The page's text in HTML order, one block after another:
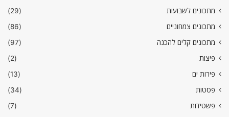
מתכונים לשבועות
(29)
מתכונים צמחוניים
(86)
מתכונים קלים להכנה
(97)
פיצות
(2)
פירות ים
(13)
פסטות
(34)
פשטידות
(7)